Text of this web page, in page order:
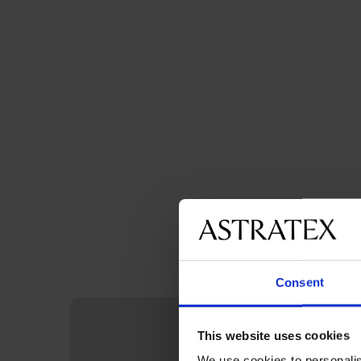
Consent
This website uses cookies